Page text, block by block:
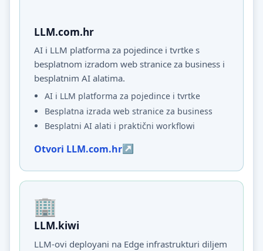
LLM.com.hr
AI i LLM platforma za pojedince i tvrtke s
besplatnom izradom web stranice za business i
besplatnim AI alatima.
AI i LLM platforma za pojedince i tvrtke
Besplatna izrada web stranice za business
Besplatni AI alati i praktični workflowi
Otvori LLM.com.hr
LLM.kiwi
LLM-ovi deployani na Edge infrastrukturi diljem